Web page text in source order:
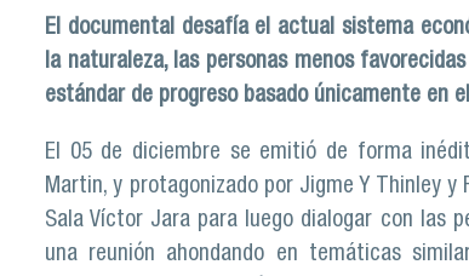
El documental desafía el actual sistema
la naturaleza, las personas menos
estándar de progreso basado únicamente en
El 05 de diciembre se emitió de forma
Martin, y protagonizado por Jigme Y Thinley
Sala Víctor Jara para luego dialogar con las
una reunión ahondando en temáticas